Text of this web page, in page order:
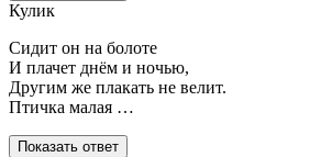
Кулик
Сидит он на болоте
И плачет днём и ночью,
Другим же плакать не велит.
Птичка малая …
Показать ответ